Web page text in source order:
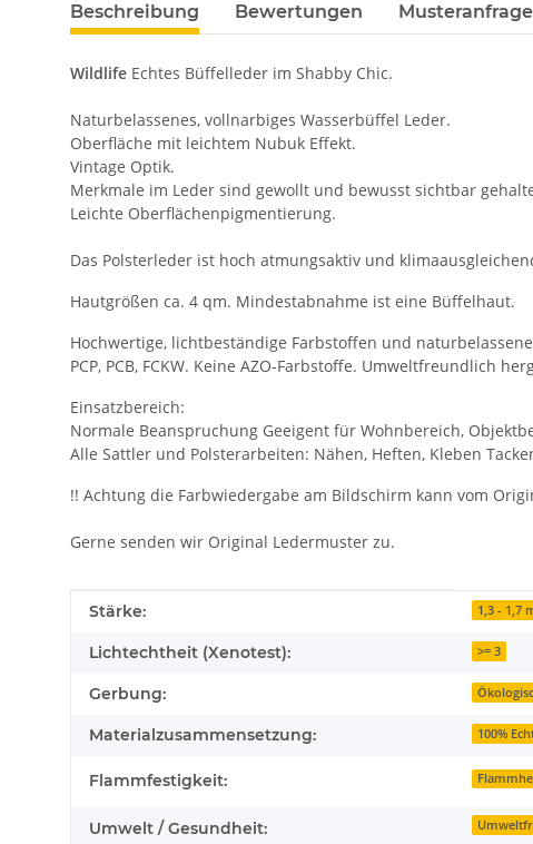
Beschreibung Bewertungen
Wildlife Echtes Büffelleder im Shabby Chic.
Naturbelassenes, vollnarbiges Wasserbüffel Leder.
Oberfläche mit leichtem Nubuk Effekt.
Vintage Optik.
Merkmale im Leder sind gewollt und bewusst sichtbar
Leichte Oberflächenpigmentierung.
Das Polsterleder ist hoch atmungsaktiv und
Hautgrößen ca. 4 qm. Mindestabnahme ist eine Büffelhaut.
Hochwertige, lichtbeständige Farbstoffen und
PCP, PCB, FCKW. Keine AZO-Farbstoffe. Umweltfreundlich
Einsatzbereich:
Normale Beanspruchung Geeigent für Wohnbereich,
Alle Sattler und Polsterarbeiten: Nähen, Heften, Kleben
!! Achtung die Farbwiedergabe am Bildschirm kann vom
Gerne senden wir Original Ledermuster zu.
Produkteigenschaft
Wert
Stärke: 1,3 - 1,7
Lichtechtheit (Xenotest): >= 3
Gerbung:
Materialzusammensetzung: 100%
Flammfestigkeit:
Umwelt / Gesundheit: